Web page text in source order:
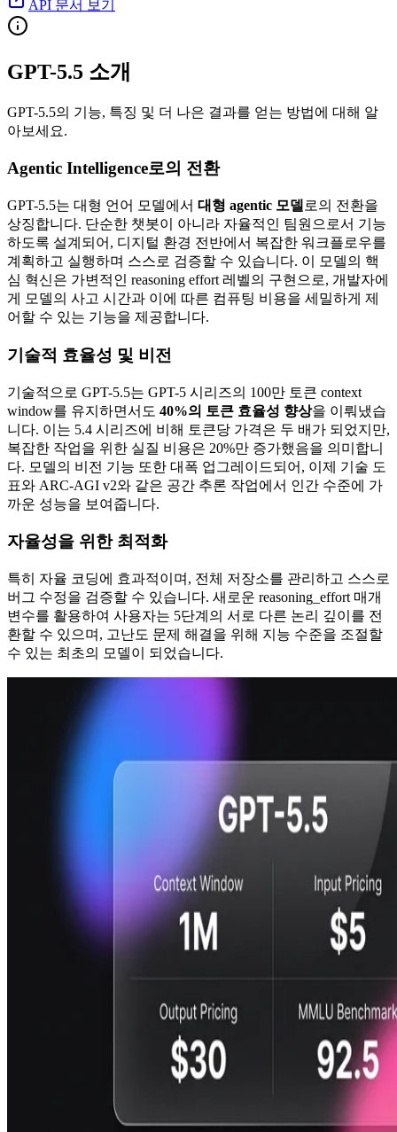
API 문서 보기
GPT-5.5 소개
GPT-5.5의 기능, 특징 및 더 나은 결과를 얻는 방법에 대해 알
아보세요.
Agentic Intelligence로의 전환
GPT-5.5는 대형 언어 모델에서 대형 agentic 모델 로의 전환을
상징합니다. 단순한 챗봇이 아니라 자율적인 팀원으로서 기능
하도록 설계되어, 디지털 환경 전반에서 복잡한 워크플로우를
계획하고 실행하며 스스로 검증할 수 있습니다. 이 모델의 핵
심 혁신은 가변적인 reasoning effort 레벨의 구현으로, 개발자에
게 모델의 사고 시간과 이에 따른 컴퓨팅 비용을 세밀하게 제
어할 수 있는 기능을 제공합니다.
기술적 효율성 및 비전
기술적으로 GPT-5.5는 GPT-5 시리즈의 100만 토큰 context
window를 유지하면서도 40%의 토큰 효율성 향상을 이뤄냈습
니다. 이는 5.4 시리즈에 비해 토큰당 가격은 두 배가 되었지만,
복잡한 작업을 위한 실질 비용은 20%만 증가했음을 의미합니
다. 모델의 비전 기능 또한 대폭 업그레이드되어, 이제 기술 도
표와 ARC-AGI v2와 같은 공간 추론 작업에서 인간 수준에 가
까운 성능을 보여줍니다.
자율성을 위한 최적화
특히 자율 코딩에 효과적이며, 전체 저장소를 관리하고 스스로
버그 수정을 검증할 수 있습니다. 새로운 reasoning_effort 매개
변수를 활용하여 사용자는 5단계의 서로 다른 논리 깊이를 전
환할 수 있으며, 고난도 문제 해결을 위해 지능 수준을 조절할
수 있는 최초의 모델이 되었습니다.